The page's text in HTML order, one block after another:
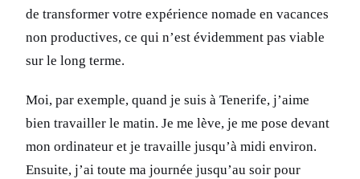
de transformer votre expérience nomade en vacances
non productives, ce qui n’est évidemment pas viable
sur le long terme.
Moi, par exemple, quand je suis à Tenerife, j’aime
bien travailler le matin. Je me lève, je me pose devant
mon ordinateur et je travaille jusqu’à midi environ.
Ensuite, j’ai toute ma journée jusqu’au soir pour